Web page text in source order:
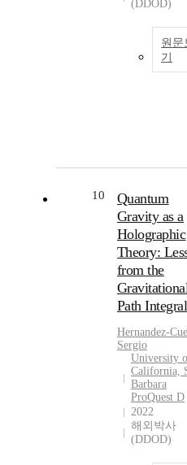
(DDOD)
원문
기
10
Quantum
Gravity as a
Holographic
Theory:
from the
Path Integral
Hernandez-
Sergio
University
California,
Barbara
ProQuest D
2022
해외박사
(DDOD)